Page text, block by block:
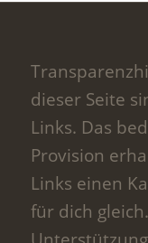
dieser Seite
Links. Das
Provision
Links einen
für dich